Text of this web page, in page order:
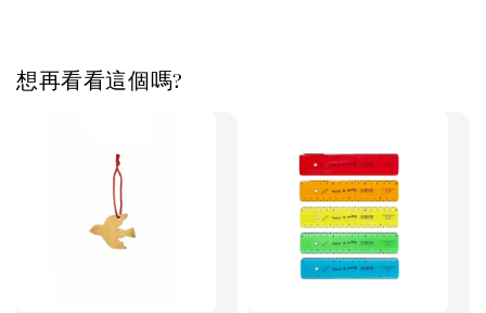
想再看看這個嗎?